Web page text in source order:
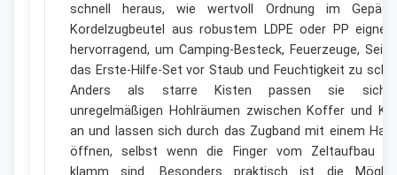
schnell heraus, wie wertvoll Ordnung im
Kordelzugbeutel aus robustem LDPE oder PP
hervorragend, um Camping-Besteck, Feuerzeuge,
das Erste-Hilfe-Set vor Staub und Feuchtigkeit zu
Anders als starre Kisten passen sie sich
unregelmäßigen Hohlräumen zwischen Koffer und
an und lassen sich durch das Zugband mit einem
öffnen, selbst wenn die Finger vom Zeltaufbau
klamm sind. Besonders praktisch ist die